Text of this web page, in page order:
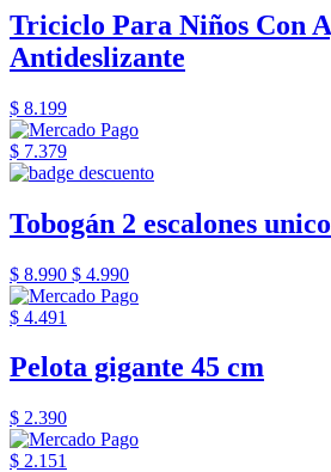
Triciclo Para Niños Con
Antideslizante
$ 8.199
$ 7.379
Tobogán 2 escalones
$ 8.990 $ 4.990
$ 4.491
Pelota gigante 45 cm
$ 2.390
$ 2.151